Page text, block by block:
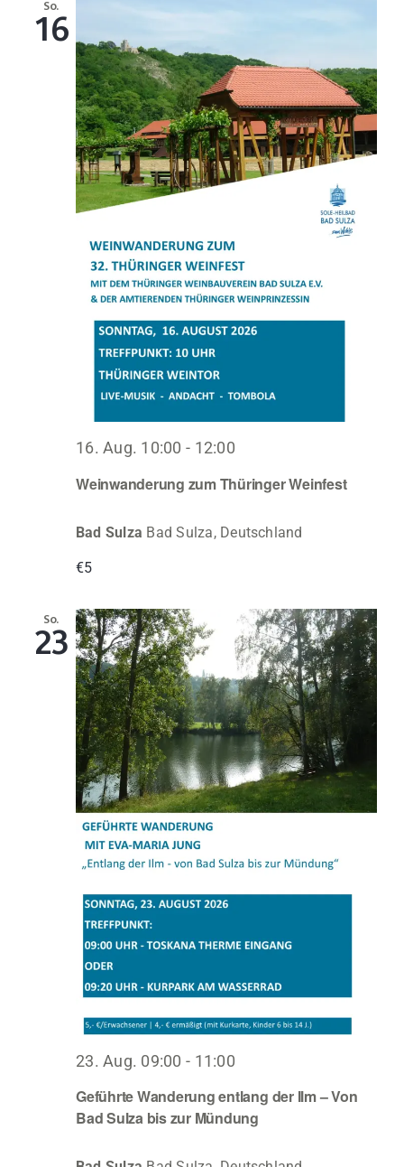
So.
16
Weinwanderung zum Thüringer Weinfest
16. Aug. 10:00 - 12:00
Bad Sulza Bad Sulza, Deutschland
€5
So.
23
Geführte Wanderung entlang der Ilm – Von
Bad Sulza bis zur Mündung
23. Aug. 09:00 - 11:00